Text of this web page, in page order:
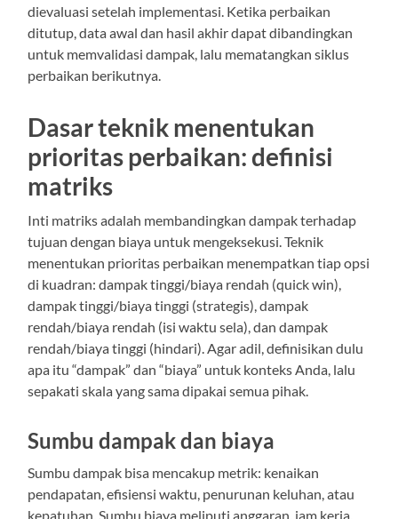
dievaluasi setelah implementasi. Ketika perbaikan
ditutup, data awal dan hasil akhir dapat dibandingkan
untuk memvalidasi dampak, lalu mematangkan siklus
perbaikan berikutnya.
Dasar teknik menentukan
prioritas perbaikan: definisi
matriks
Inti matriks adalah membandingkan dampak terhadap
tujuan dengan biaya untuk mengeksekusi. Teknik
menentukan prioritas perbaikan menempatkan tiap opsi
di kuadran: dampak tinggi/biaya rendah (quick win),
dampak tinggi/biaya tinggi (strategis), dampak
rendah/biaya rendah (isi waktu sela), dan dampak
rendah/biaya tinggi (hindari). Agar adil, definisikan dulu
apa itu “dampak” dan “biaya” untuk konteks Anda, lalu
sepakati skala yang sama dipakai semua pihak.
Sumbu dampak dan biaya
Sumbu dampak bisa mencakup metrik: kenaikan
pendapatan, efisiensi waktu, penurunan keluhan, atau
kepatuhan. Sumbu biaya meliputi anggaran, jam kerja,